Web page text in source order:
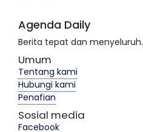
Agenda Daily
Berita tepat dan menyeluruh.
Umum
Tentang kami
Hubungi kami
Penafian
Sosial media
Facebook